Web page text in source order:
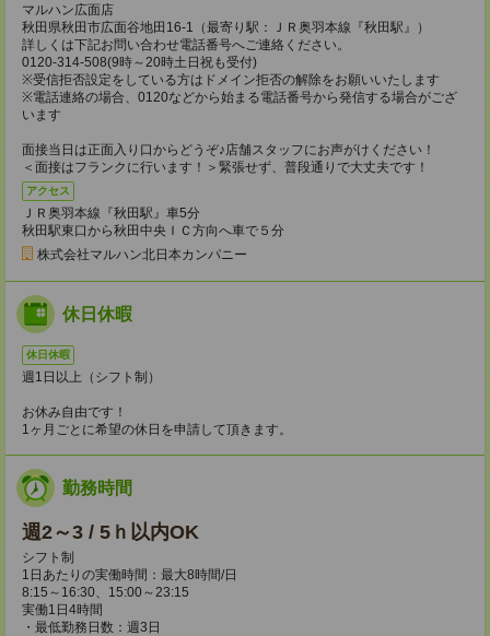
マルハン広面店
秋田県秋田市広面谷地田16-1（最寄り駅：ＪＲ奥羽本線『秋田駅』）
詳しくは下記お問い合わせ電話番号へご連絡ください。
0120-314-508(9時～20時土日祝も受付)
※受信拒否設定をしている方はドメイン拒否の解除をお願いいたします
※電話連絡の場合、0120などから始まる電話番号から発信する場合がござ
います
面接当日は正面入り口からどうぞ♪店舗スタッフにお声がけください！
＜面接はフランクに行います！＞緊張せず、普段通りで大丈夫です！
アクセス
ＪＲ奥羽本線『秋田駅』車5分
秋田駅東口から秋田中央ＩＣ方向へ車で５分
株式会社マルハン北日本カンパニー
休日休暇
休日休暇
週1日以上（シフト制）
お休み自由です！
1ヶ月ごとに希望の休日を申請して頂きます。
勤務時間
週2～3 / 5ｈ以内OK
シフト制
1日あたりの実働時間：最大8時間/日
8:15～16:30、15:00～23:15
実働1日4時間
・最低勤務日数：週3日